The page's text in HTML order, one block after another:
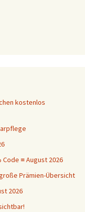
kostenlos
≡ August 2026
Prämien-Übersicht
2026